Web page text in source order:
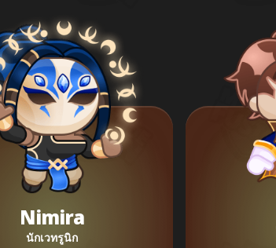
Nimira
นักเวทรูนิก